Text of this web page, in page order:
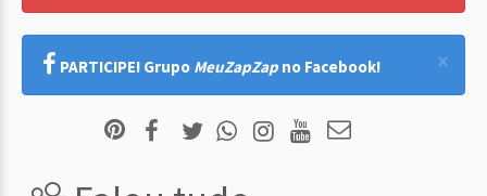
×
PARTICIPE! Grupo MeuZapZap no Facebook!